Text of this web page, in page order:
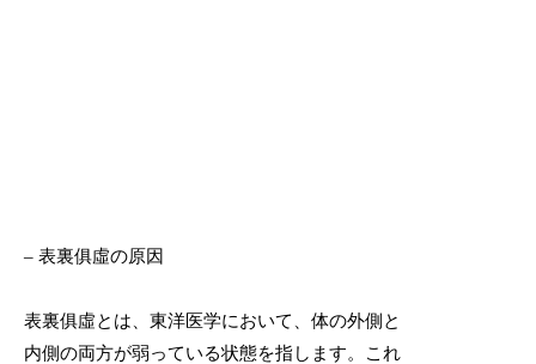
– 表裏俱虛の原因
表裏俱虛とは、東洋医学において、体の外側と
内側の両方が弱っている状態を指します。これ